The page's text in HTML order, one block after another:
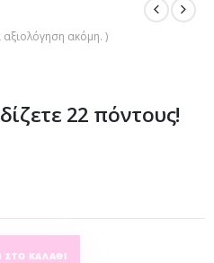
ακόμη. )
22 πόντους!
ΣΤΟ ΚΑΛΆΘΙ